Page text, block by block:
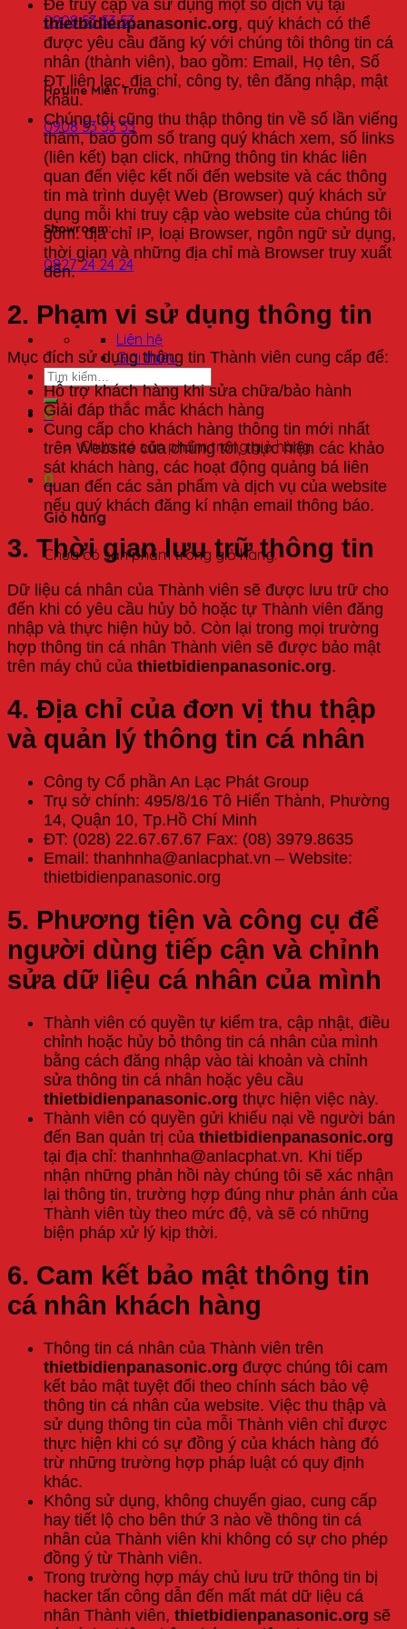
0908 53 53 53
Hotline Miền Trung:
0908 53 53 53
Showroom:
0827 24 24 24
Liên hệ
Giới thiệu
0
Chưa có sản phẩm trong giỏ hàng.
0
Giỏ hàng
Chưa có sản phẩm trong giỏ hàng.
Để truy cập và sử dụng một số dịch vụ tại
thietbidienpanasonic.org, quý khách có thể
được yêu cầu đăng ký với chúng tôi thông tin cá
nhân (thành viên), bao gồm: Email, Họ tên, Số
ĐT liên lạc, địa chỉ, công ty, tên đăng nhập, mật
khẩu.
Chúng tôi cũng thu thập thông tin về số lần viếng
thăm, bao gồm số trang quý khách xem, số links
(liên kết) bạn click, những thông tin khác liên
quan đến việc kết nối đến website và các thông
tin mà trình duyệt Web (Browser) quý khách sử
dụng mỗi khi truy cập vào website của chúng tôi
gồm: địa chỉ IP, loại Browser, ngôn ngữ sử dụng,
thời gian và những địa chỉ mà Browser truy xuất
đến.
2. Phạm vi sử dụng thông tin
Mục đích sử dụng thông tin Thành viên cung cấp để:
Hỗ trợ khách hàng khi sửa chữa/bảo hành
Giải đáp thắc mắc khách hàng
Cung cấp cho khách hàng thông tin mới nhất
trên Website của chúng tôi, thực hiện các khảo
sát khách hàng, các hoạt động quảng bá liên
quan đến các sản phẩm và dịch vụ của website
nếu quý khách đăng kí nhận email thông báo.
3. Thời gian lưu trữ thông tin
Dữ liệu cá nhân của Thành viên sẽ được lưu trữ cho
đến khi có yêu cầu hủy bỏ hoặc tự Thành viên đăng
nhập và thực hiện hủy bỏ. Còn lại trong mọi trường
hợp thông tin cá nhân Thành viên sẽ được bảo mật
trên máy chủ của thietbidienpanasonic.org.
4. Địa chỉ của đơn vị thu thập
và quản lý thông tin cá nhân
Công ty Cổ phần An Lạc Phát Group
Trụ sở chính: 495/8/16 Tô Hiến Thành, Phường
14, Quận 10, Tp.Hồ Chí Minh
ĐT: (028) 22.67.67.67 Fax: (08) 3979.8635
Email: thanhnha@anlacphat.vn – Website:
thietbidienpanasonic.org
5. Phương tiện và công cụ để
người dùng tiếp cận và chỉnh
sửa dữ liệu cá nhân của mình
Thành viên có quyền tự kiểm tra, cập nhật, điều
chỉnh hoặc hủy bỏ thông tin cá nhân của mình
bằng cách đăng nhập vào tài khoản và chỉnh
sửa thông tin cá nhân hoặc yêu cầu
thietbidienpanasonic.org thực hiện việc này.
Thành viên có quyền gửi khiếu nại về người bán
đến Ban quản trị của thietbidienpanasonic.org
tại địa chỉ: thanhnha@anlacphat.vn. Khi tiếp
nhận những phản hồi này chúng tôi sẽ xác nhận
lại thông tin, trường hợp đúng như phản ánh của
Thành viên tùy theo mức độ, và sẽ có những
biện pháp xử lý kịp thời.
6. Cam kết bảo mật thông tin
cá nhân khách hàng
Thông tin cá nhân của Thành viên trên
thietbidienpanasonic.org được chúng tôi cam
kết bảo mật tuyệt đối theo chính sách bảo vệ
thông tin cá nhân của website. Việc thu thập và
sử dụng thông tin của mỗi Thành viên chỉ được
thực hiện khi có sự đồng ý của khách hàng đó
trừ những trường hợp pháp luật có quy định
khác.
Không sử dụng, không chuyển giao, cung cấp
hay tiết lộ cho bên thứ 3 nào về thông tin cá
nhân của Thành viên khi không có sự cho phép
đồng ý từ Thành viên.
Trong trường hợp máy chủ lưu trữ thông tin bị
hacker tấn công dẫn đến mất mát dữ liệu cá
nhân Thành viên, thietbidienpanasonic.org sẽ